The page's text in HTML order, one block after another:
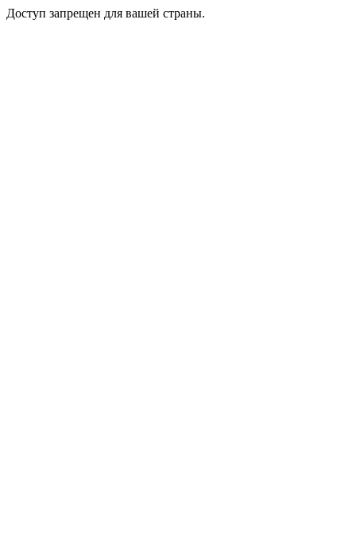
Доступ запрещен для вашей страны.